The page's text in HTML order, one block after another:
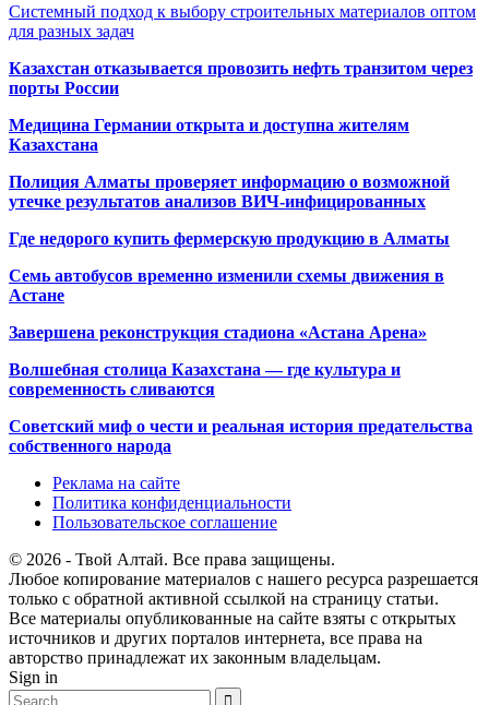
Системный подход к выбору строительных материалов оптом
для разных задач
Казахстан отказывается провозить нефть транзитом через
порты России
Медицина Германии открыта и доступна жителям
Казахстана
Полиция Алматы проверяет информацию о возможной
утечке результатов анализов ВИЧ-инфицированных
Где недорого купить фермерскую продукцию в Алматы
Семь автобусов временно изменили схемы движения в
Астане
Завершена реконструкция стадиона «Астана Арена»
Волшебная столица Казахстана — где культура и
современность сливаются
Советский миф о чести и реальная история предательства
собственного народа
Реклама на сайте
Политика конфиденциальности
Пользовательское соглашение
© 2026 - Твой Алтай. Все права защищены.
Любое копирование материалов с нашего ресурса разрешается
только с обратной активной ссылкой на страницу статьи.
Все материалы опубликованные на сайте взяты с открытых
источников и других порталов интернета, все права на
авторство принадлежат их законным владельцам.
Sign in